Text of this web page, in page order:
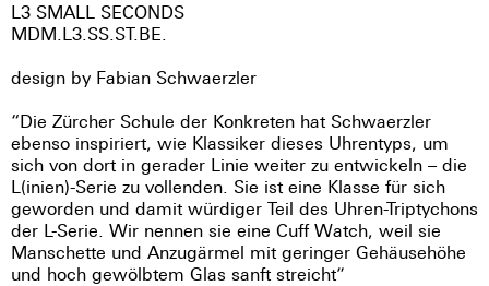
L3 SMALL SECONDS
MDM.L3.SS.ST.BE.
design by Fabian Schwaerzler
“Die Zürcher Schule der Konkreten hat Schwaerzler
ebenso inspiriert, wie Klassiker dieses Uhrentyps, um
sich von dort in gerader Linie weiter zu entwickeln – die
L(inien)-Serie zu vollenden. Sie ist eine Klasse für sich
geworden und damit würdiger Teil des Uhren-Triptychons
der L-Serie. Wir nennen sie eine Cuff Watch, weil sie
Manschette und Anzugärmel mit geringer Gehäusehöhe
und hoch gewölbtem Glas sanft streicht”